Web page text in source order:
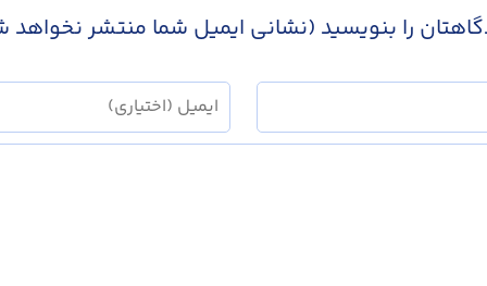
را بنویسید (نشانی ایمیل شما منتشر